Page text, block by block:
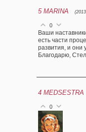
5 MARINA
0
Ваши
есть части
развития, и они
Благодарю,
4 MEDSESTRA
0